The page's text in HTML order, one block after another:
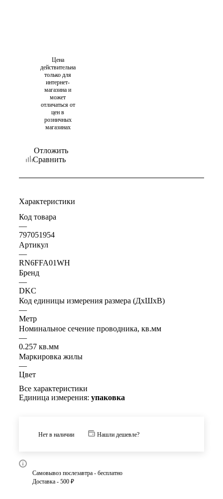
Цена
действительна
только для
интернет-
магазина и
может
отличаться от
цен в
розничных
магазинах
Отложить
Сравнить
Характеристики
Код товара
—
797051954
Артикул
—
RN6FFA01WH
Бренд
—
DKC
Код единицы измерения размера (ДхШхВ)
—
Метр
Номинальное сечение проводника, кв.мм
—
0.257 кв.мм
Маркировка жилы
—
Цвет
Все характеристики
Единица измерения: упаковка
Нет в наличии Нашли дешевле?
Самовывоз послезавтра - бесплатно
Доставка - 500 ₽